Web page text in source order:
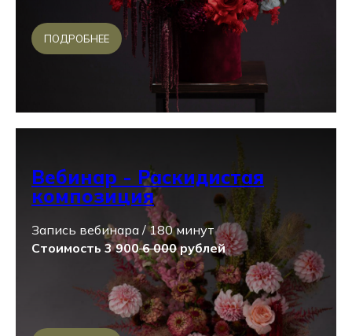
ПОДРОБНЕЕ
Вебинар - Раскидистая
композиция
Запись вебинара / 180 минут
Стоимость 3 900 6 000рублей